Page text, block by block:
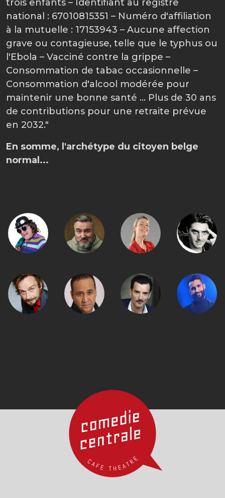
trois enfants – Identifiant au registre
national : 67010815351 – Numéro d'affiliation
à la mutuelle : 17153943 – Aucune affection
grave ou contagieuse, telle que le typhus ou
l'Ebola – Vacciné contre la grippe –
Consommation de tabac occasionnelle –
Consommation d'alcool modérée pour
maintenir une bonne santé … Plus de 30 ans
de contributions pour une retraite prévue
en 2032."
En somme, l'archétype du citoyen belge
normal...